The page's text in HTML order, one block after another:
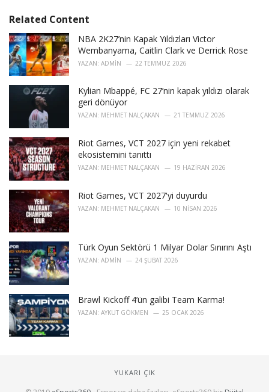
e
o
r
i
e
Related Content
NBA 2K27’nin Kapak Yıldızları Victor
Wembanyama, Caitlin Clark ve Derrick Rose
YAZAN: ADMIN 22 TEMMUZ 2026
Kylian Mbappé, FC 27’nin kapak yıldızı olarak
geri dönüyor
YAZAN: MEHMET NALÇAKAN 21 TEMMUZ 2026
Riot Games, VCT 2027 için yeni rekabet
ekosistemini tanıttı
YAZAN: MEHMET NALÇAKAN 19 HAZIRAN 2026
Riot Games, VCT 2027'yi duyurdu
YAZAN: MEHMET NALÇAKAN 10 NISAN 2026
Türk Oyun Sektörü 1 Milyar Dolar Sınırını Aştı
YAZAN: ADMIN 24 ŞUBAT 2026
Brawl Kickoff 4’ün galibi Team Karma!
YAZAN: AYKUT GÖKMEN 25 OCAK 2026
YUKARI ÇIK